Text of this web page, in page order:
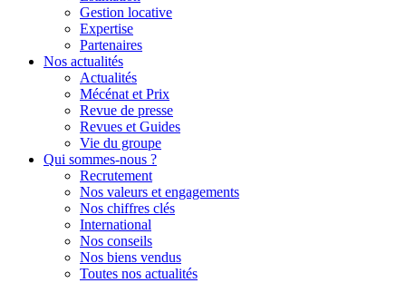
Gestion locative
Expertise
Partenaires
Nos actualités
Actualités
Mécénat et Prix
Revue de presse
Revues et Guides
Vie du groupe
Qui sommes-nous ?
Recrutement
Nos valeurs et engagements
Nos chiffres clés
International
Nos conseils
Nos biens vendus
Toutes nos actualités